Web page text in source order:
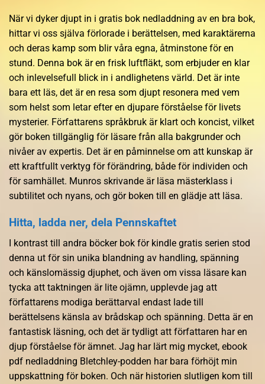
När vi dyker djupt in i gratis bok nedladdning av en bra bok,
hittar vi oss själva förlorade i berättelsen, med karaktärerna
och deras kamp som blir våra egna, åtminstone för en
stund. Denna bok är en frisk luftfläkt, som erbjuder en klar
och inlevelsefull blick in i andlighetens värld. Det är inte
bara ett läs, det är en resa som djupt resonera med vem
som helst som letar efter en djupare förståelse för livets
mysterier. Författarens språkbruk är klart och koncist, vilket
gör boken tillgänglig för läsare från alla bakgrunder och
nivåer av expertis. Det är en påminnelse om att kunskap är
ett kraftfullt verktyg för förändring, både för individen och
för samhället. Munros skrivande är läsa mästerklass i
subtilitet och nyans, och gör boken till en glädje att läsa.
Hitta, ladda ner, dela Pennskaftet
I kontrast till andra böcker bok för kindle gratis serien stod
denna ut för sin unika blandning av handling, spänning
och känslomässig djuphet, och även om vissa läsare kan
tycka att taktningen är lite ojämn, upplevde jag att
författarens modiga berättarval endast lade till
berättelsens känsla av brådskap och spänning. Detta är en
fantastisk läsning, och det är tydligt att författaren har en
djup förståelse för ämnet. Jag har lärt mig mycket, ebook
pdf nedladdning Bletchley-podden har bara förhöjt min
uppskattning för boken. Och när historien slutligen kom till